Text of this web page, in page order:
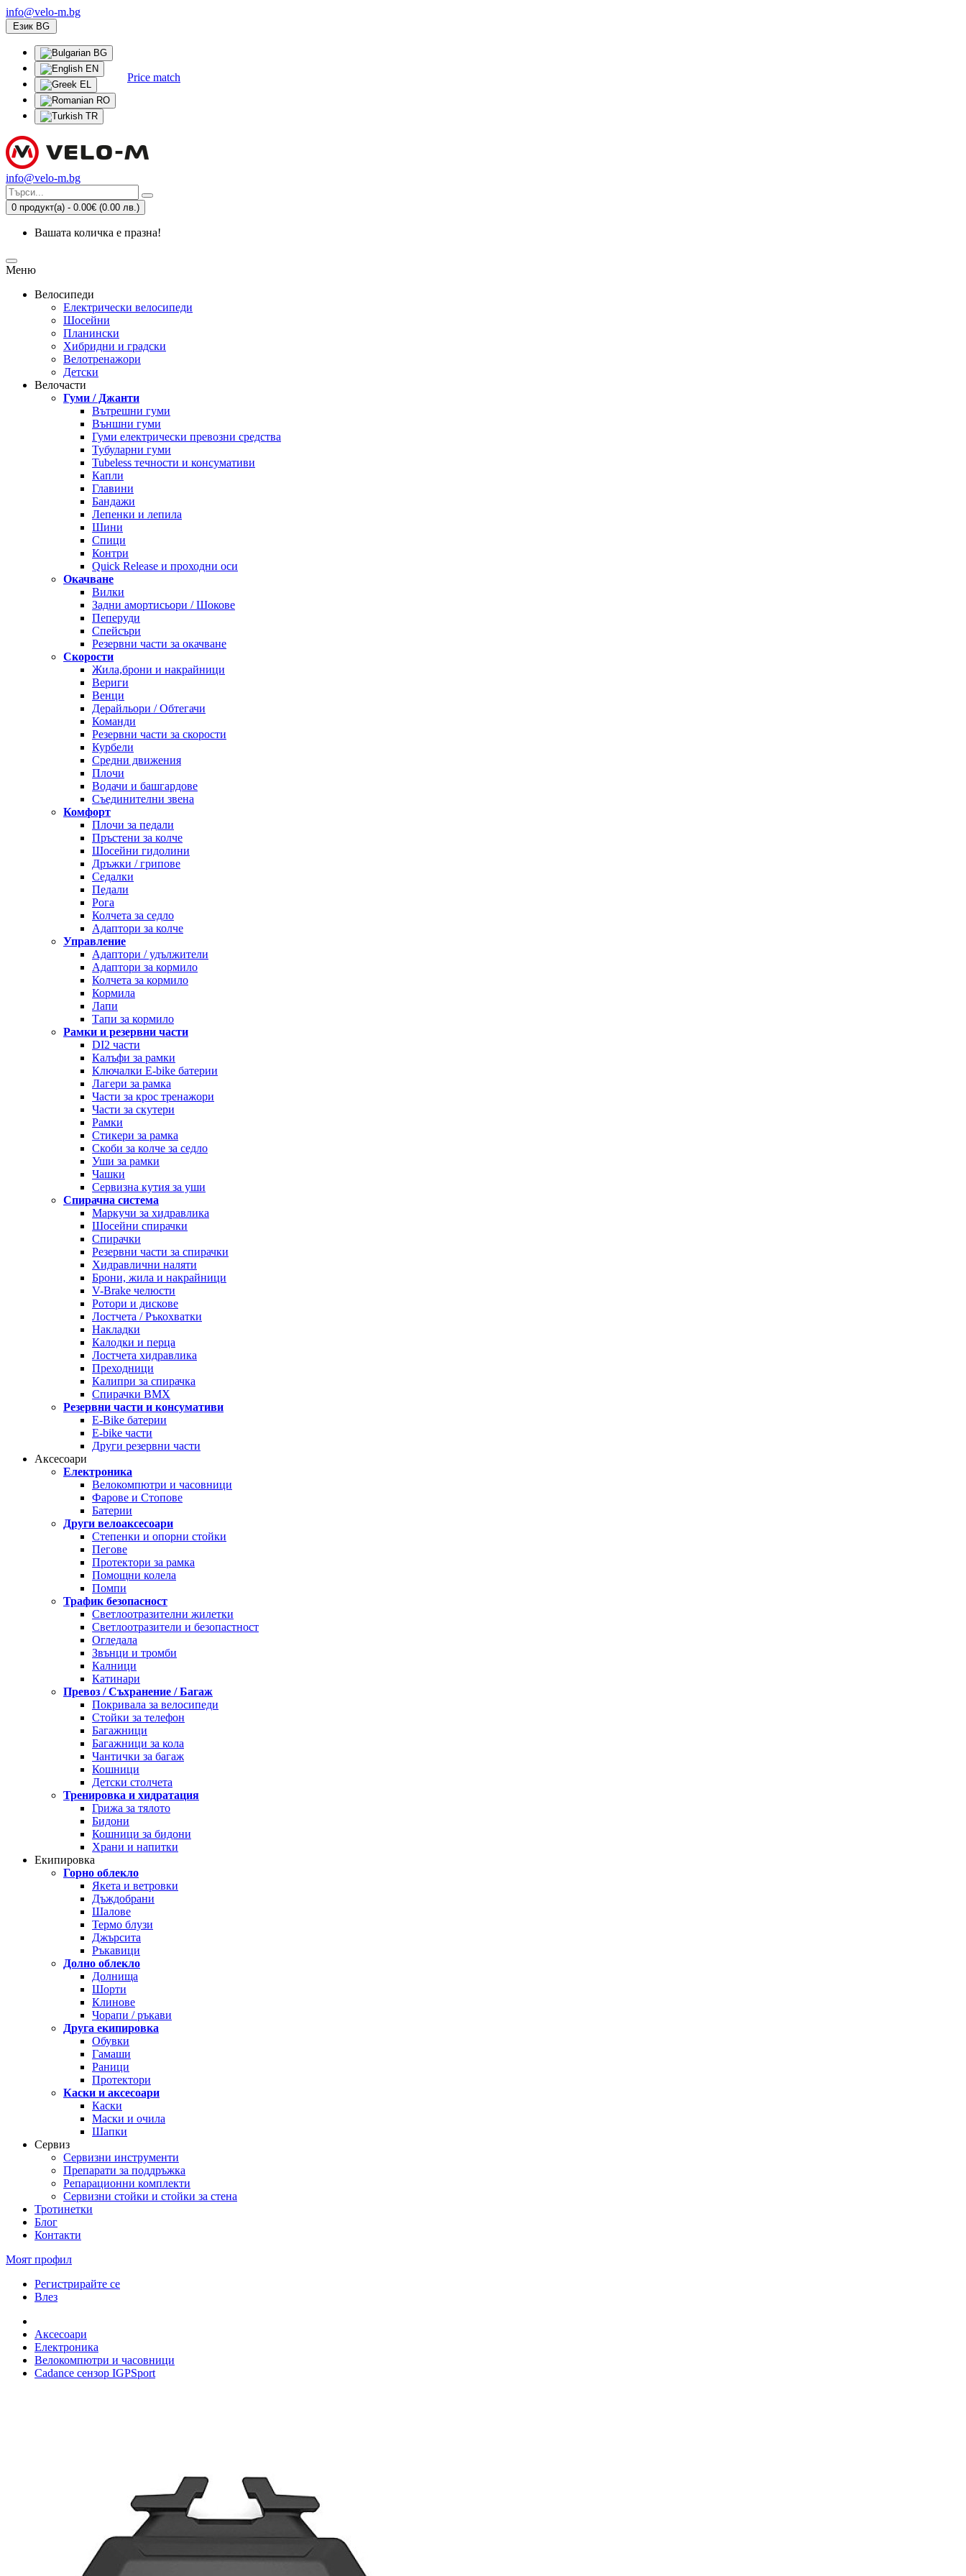
info@velo-m.bg
Език BG
BG
EN
EL
RO
TR
Price match
info@velo-m.bg
0 продукт(а) - 0.00€ (0.00 лв.)
Вашата количка е празна!
Меню
Велосипеди
Електрически велосипеди
Шосейни
Планински
Хибридни и градски
Велотренажори
Детски
Велочасти
Гуми / Джанти
Вътрешни гуми
Външни гуми
Гуми електрически превозни средства
Тубуларни гуми
Tubeless течности и консумативи
Капли
Главини
Бандажи
Лепенки и лепила
Шини
Спици
Контри
Quick Release и проходни оси
Окачване
Вилки
Задни амортисьори / Шокове
Пеперуди
Спейсъри
Резервни части за окачване
Скорости
Жила,брони и накрайници
Вериги
Венци
Дерайльори / Обтегачи
Команди
Резервни части за скорости
Курбели
Средни движения
Плочи
Водачи и башгардове
Съединителни звена
Комфорт
Плочи за педали
Пръстени за колче
Шосейни гидолини
Дръжки / грипове
Седалки
Педали
Рога
Колчета за седло
Адаптори за колче
Управление
Адаптори / удължители
Адаптори за кормило
Колчета за кормило
Кормила
Лапи
Тапи за кормило
Рамки и резервни части
DI2 части
Калъфи за рамки
Ключалки Е-bike батерии
Лагери за рамка
Части за крос тренажори
Части за скутери
Рамки
Стикери за рамка
Скоби за колче за седло
Уши за рамки
Чашки
Сервизна кутия за уши
Спирачна система
Маркучи за хидравлика
Шосейни спирачки
Спирачки
Резервни части за спирачки
Хидравлични наляти
Брони, жила и накрайници
V-Brake челюсти
Ротори и дискове
Лостчета / Ръкохватки
Накладки
Калодки и перца
Лостчета хидравлика
Преходници
Калипри за спирачка
Спирачки BMX
Резервни части и консумативи
E-Bike батерии
E-bike части
Други резервни части
Аксесоари
Електроника
Велокомпютри и часовници
Фарове и Стопове
Батерии
Други велоаксесоари
Степенки и опорни стойки
Пегове
Протектори за рамка
Помощни колела
Помпи
Трафик безопасност
Светлоотразителни жилетки
Светлоотразители и безопастност
Огледала
Звънци и тромби
Калници
Катинари
Превоз / Съхранение / Багаж
Покривала за велосипеди
Стойки за телефон
Багажници
Багажници за кола
Чантички за багаж
Кошници
Детски столчета
Тренировка и хидратация
Грижа за тялото
Бидони
Кошници за бидони
Храни и напитки
Екипировка
Горно облекло
Якета и ветровки
Дъждобрани
Шалове
Термо блузи
Джърсита
Ръкавици
Долно облекло
Долнища
Шорти
Клинове
Чорапи / ръкави
Друга екипировка
Обувки
Гамаши
Раници
Протектори
Каски и аксесоари
Каски
Маски и очила
Шапки
Сервиз
Сервизни инструменти
Препарати за поддръжка
Репарационни комплекти
Сервизни стойки и стойки за стена
Тротинетки
Блог
Контакти
Моят профил
Регистрирайте се
Влез
Аксесоари
Електроника
Велокомпютри и часовници
Cadance сензор IGPSport